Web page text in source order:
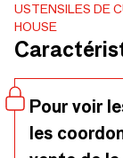
cm
USTENSILES DE
HOUSE
Pour voir
les